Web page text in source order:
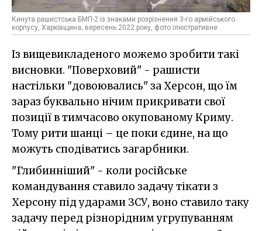
Кинута рашистська БМП-2 із знаками розрізнення 3-го армійського
корпусу, Харківщина, вересень 2022 року, фото ілюстративне
Із вищевикладеного можемо зробити такі
висновки. "Поверховий" - рашисти
настільки "довоювались" за Херсон, що їм
зараз буквально нічим прикривати свої
позиції в тимчасово окупованому Криму.
Тому рити шанці – це поки єдине, на що
можуть сподіватись загарбники.
"Глибинніший" - коли російське
командування ставило задачу тікати з
Херсону під ударами ЗСУ, воно ставило таку
задачу перед різнорідним угрупуванням